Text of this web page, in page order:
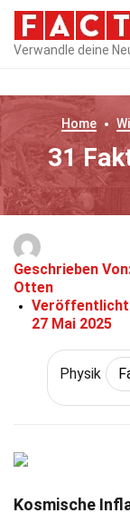
Verwandle deine
Home
31
Geschrieben
Otten
27 Mai 2025
Physik
Kosmische